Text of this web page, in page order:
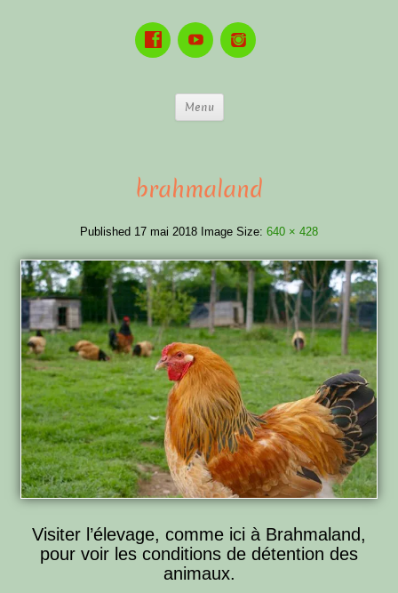
Menu
brahmaland
Published 17 mai 2018 Image Size: 640 × 428
Visiter l’élevage, comme ici à Brahmaland,
pour voir les conditions de détention des
animaux.